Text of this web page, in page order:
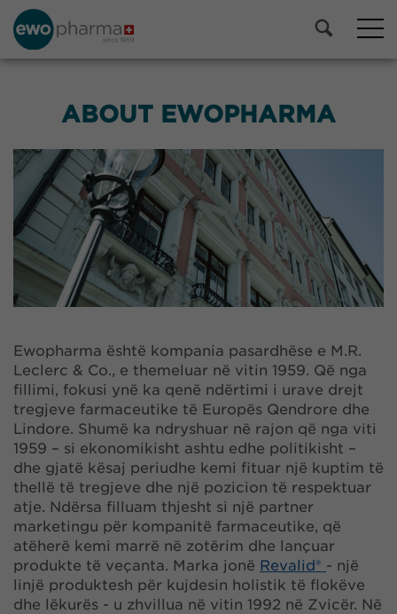
ABOUT EWOPHARMA
Ewopharma është kompania pasardhëse e M.R.
Leclerc & Co., e themeluar në vitin 1959. Që nga
fillimi, fokusi ynë ka qenë ndërtimi i urave drejt
tregjeve farmaceutike të Europës Qendrore dhe
Lindore. Shumë ka ndryshuar në rajon që nga viti
1959 – si ekonomikisht ashtu edhe politikisht –
dhe gjatë kësaj periudhe kemi fituar një kuptim të
thellë të tregjeve dhe një pozicion të respektuar
atje. Ndërsa filluam thjesht si një partner
marketingu për kompanitë farmaceutike, që
atëherë kemi marrë në zotërim dhe lançuar
produkte të veçanta. Marka jonë Revalid® - një
linjë produktesh për kujdesin holistik të flokëve
dhe lëkurës - u zhvillua në vitin 1992 në Zvicër. Në